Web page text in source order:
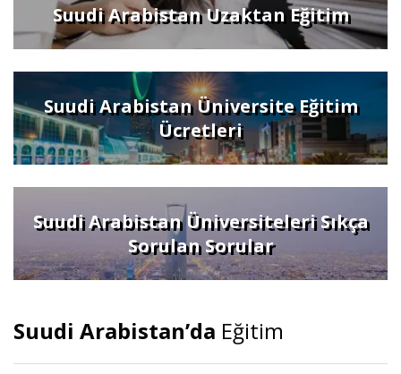
Suudi Arabistan Uzaktan Eğitim
Suudi Arabistan Üniversite Eğitim
Ücretleri
Suudi Arabistan Üniversiteleri Sıkça
Sorulan Sorular
Suudi Arabistan’da Eğitim